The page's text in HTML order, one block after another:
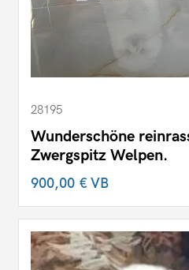
28195
Wunderschöne
Zwergspitz Welpen.
900,00 €VB